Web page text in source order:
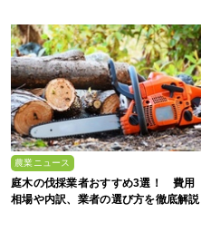
農業ニュース
庭木の伐採業者おすすめ3選！ 費用
相場や内訳、業者の選び方を徹底解説